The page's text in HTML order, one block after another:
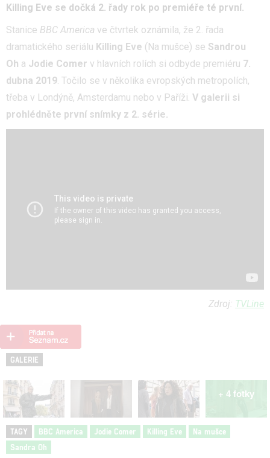
Killing Eve se dočká 2. řady rok po premiéře té první.
Stanice BBC America ve čtvrtek oznámila, že 2. řada
dramatického seriálu Killing Eve (Na mušce) se Sandrou
Oh a Jodie Comer v hlavních rolích si odbyde premiéru 7.
dubna 2019. Točilo se v několika evropských metropolích,
třeba v Londýně, Amsterdamu nebo v Paříži. V galerii si
prohlédněte první snímky z 2. série.
Zdroj: TVLine
GALERIE
+ 4 fotky
TAGY BBC America Jodie Comer Killing Eve
Na mušce
Sandra Oh